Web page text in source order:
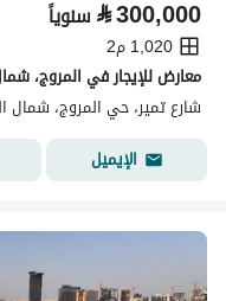
⃁300,000 سنوياً
1,020 م2
معارض للإيجار في المروج،
شارع تمير، حي المروج، شمال
الإيميل